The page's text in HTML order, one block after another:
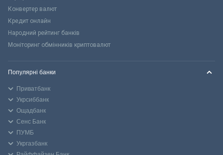
Конвертер валют
Кредит онлайн
Народний рейтинг банків
Моніторинг обмінників криптовалют
Популярні банки
Приватбанк
Укрсиббанк
Ощадбанк
Сенс Банк
ПУМБ
Укргазбанк